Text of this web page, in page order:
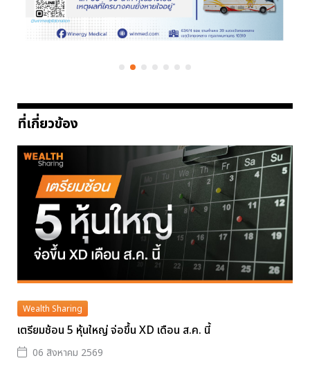
ที่เกี่ยวข้อง
Wealth Sharing
เตรียมช้อน 5 หุ้นใหญ่ จ่อขึ้น XD เดือน ส.ค. นี้
06 สิงหาคม 2569